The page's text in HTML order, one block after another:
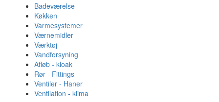
Badeværelse
Køkken
Varmesystemer
Værnemidler
Værktøj
Vandforsyning
Afløb - kloak
Rør - Fittings
Ventiler - Haner
Ventilation - klima